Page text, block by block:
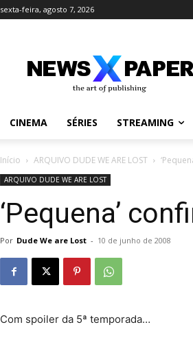
sexta-feira, agosto 7, 2026
CINEMA SÉRIES STREAMING
Início ARQUIVO DUDE WE ARE LOST
ARQUIVO DUDE WE ARE LOST
‘Pequena’
Por Dude We are Lost - 10 de junho de 2008
Com spoiler da 5ª temporada…